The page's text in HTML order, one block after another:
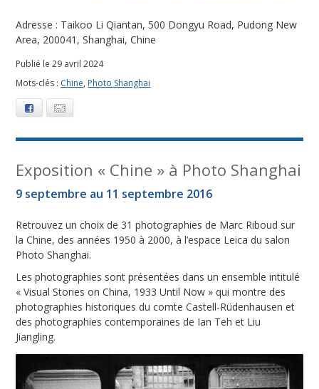
o
o
S
h
a
n
g
h
a
i
Adresse : Taikoo Li Qiantan, 500 Dongyu Road, Pudong New
Area, 200041, Shanghai, Chine
Publié le 29 avril 2024
Mots-clés : Chine, Photo Shanghai
Facebook
Exposition « Chine » à Photo Shanghai
9 septembre au 11 septembre 2016
Retrouvez un choix de 31 photographies de Marc Riboud sur
la Chine, des années 1950 à 2000, à l’espace Leica du salon
Photo Shanghai.
Les photographies sont présentées dans un ensemble intitulé
« Visual Stories on China, 1933 Until Now » qui montre des
photographies historiques du comte Castell-Rüdenhausen et
des photographies contemporaines de Ian Teh et Liu
Jiangling.